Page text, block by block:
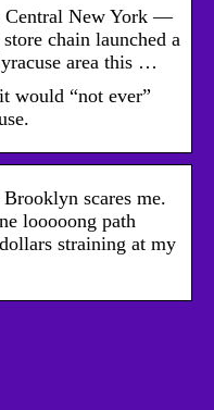
New York —
chain launched a
area this …
would “not ever”
scares me.
looooong path
straining at my